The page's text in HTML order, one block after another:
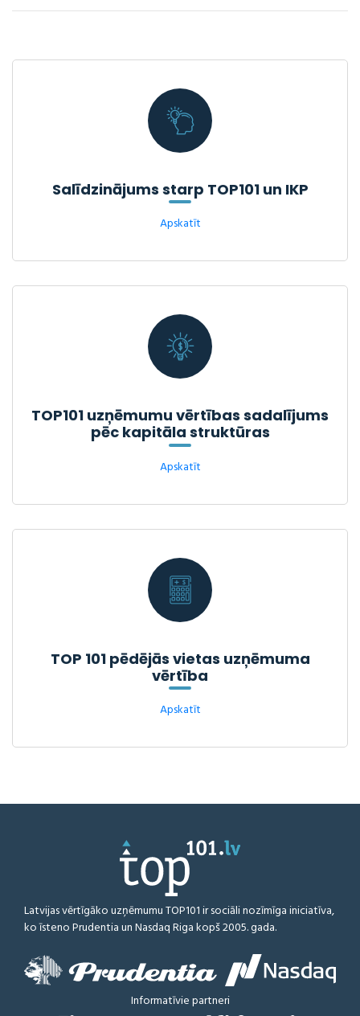
Salīdzinājums starp TOP101 un IKP
Apskatīt
TOP101 uzņēmumu vērtības sadalījums
pēc kapitāla struktūras
Apskatīt
TOP 101 pēdējās vietas uzņēmuma
vērtība
Apskatīt
Latvijas vērtīgāko uzņēmumu TOP101 ir sociāli nozīmīga iniciatīva,
ko īsteno Prudentia un Nasdaq Riga kopš 2005. gada.
Informatīvie partneri